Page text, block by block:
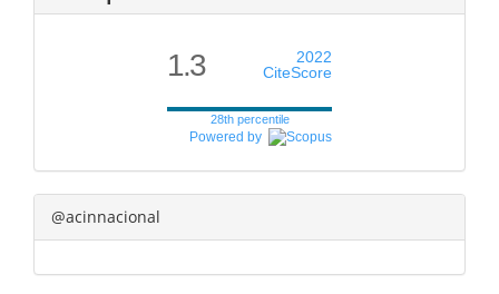
1.3
2022
CiteScore
28th percentile
Powered by
@acinnacional